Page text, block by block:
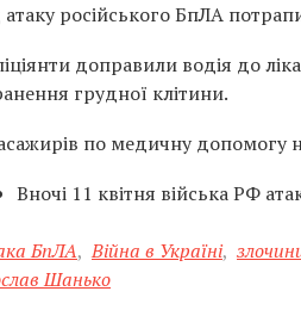
атаку російського БпЛА
доправили водія до
грудної клітини.
по медичну допомогу
Вночі 11 квітня війська РФ
БпЛА, Війна в Україні,
Шанько